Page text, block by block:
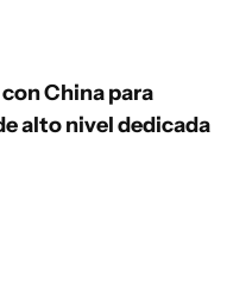
China para
alto nivel dedicada